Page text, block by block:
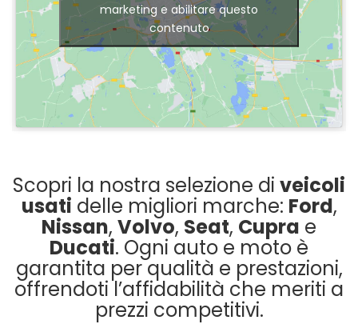
marketing e abilitare questo
contenuto
Scopri la nostra selezione di veicoli
usati delle migliori marche: Ford,
Nissan, Volvo, Seat, Cupra e
Ducati. Ogni auto e moto è
garantita per qualità e prestazioni,
offrendoti l’affidabilità che meriti a
prezzi competitivi.